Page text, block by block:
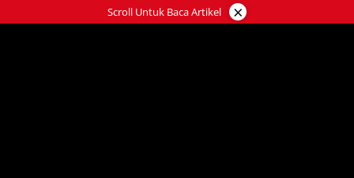
ke
Scroll Untuk Baca Artikel ×